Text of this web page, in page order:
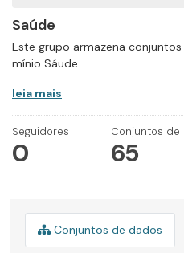
Saúde
Este grupo armazena
mínio Sáude.
leia mais
Seguidores
0
Conjuntos de
65
Conjuntos de dados